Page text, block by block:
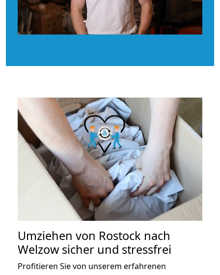
Umziehen von Rostock nach
Welzow sicher und stressfrei
Profitieren Sie von unserem erfahrenen